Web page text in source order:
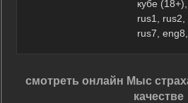
кубе
rus1, rus2,
rus7,
смотреть онлайн Мыс
качестве